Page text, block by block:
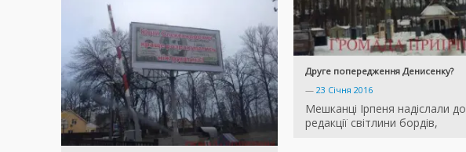
Друге попередження Денисенку?
— 23 Січня 2016
Мешканці Ірпеня надіслали до
редакції світлини бордів,